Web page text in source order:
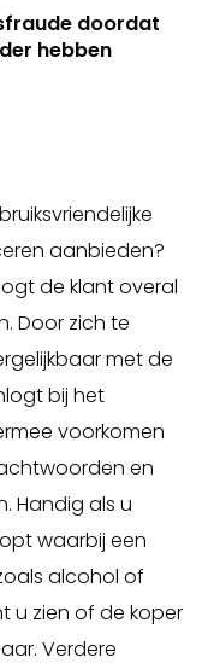
doordat
hebben
aanbieden?
de klant overal
Door zich te
met de
bij het
voorkomen
en
Handig als u
waarbij een
alcohol of
u zien of de koper
Verdere